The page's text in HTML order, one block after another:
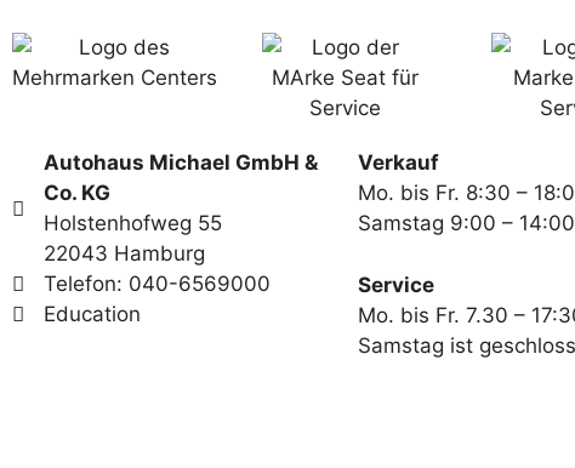
Autohaus Michael GmbH &
Co. KG
Holstenhofweg 55
22043 Hamburg
Telefon: 040-6569000
Education
Verkauf
Mo. bis Fr. 8:30 –
Samstag 9:00 –
Service
Mo. bis Fr. 7.30 –
Samstag ist